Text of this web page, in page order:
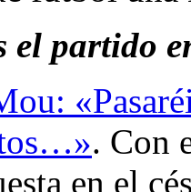
el partido
. Con
en el